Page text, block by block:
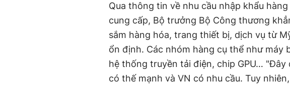
Qua thông tin về nhu cầu nhập khẩu
cung cấp, Bộ trưởng Bộ Công thương
sắm hàng hóa, trang thiết bị, dịch vụ từ
ổn định. Các nhóm hàng cụ thể như máy
hệ thống truyền tải điện, chip GPU… "Đây
có thế mạnh và VN có nhu cầu. Tuy